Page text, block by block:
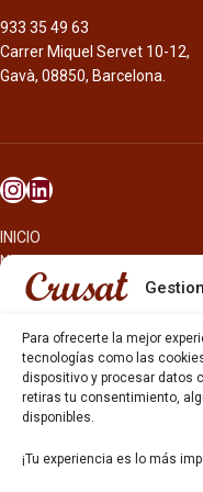
Para ofrecerte la mejor
tecnologías como las
dispositivo y procesar datos
retiras tu consentimiento,
disponibles.
¡Tu experiencia es lo más
933 35 49 63
Carrer Miquel Servet 10-12,
Gavà, 08850, Barcelona.
INICIO
NOSOTROS
CERVEZAS
OTROS PRODUCTOS
REPARTO EN BARCELONA
HOSTELERÍA Y PEQUEÑA
CARTAS DE CERVEZAS Y
CATAS Y FORMACIONES
SERVICIO TÉCNICO